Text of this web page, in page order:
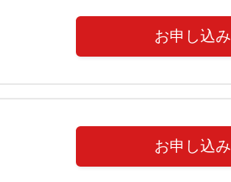
ているかご確認をお願い致します。
お申し込み
お申し込み